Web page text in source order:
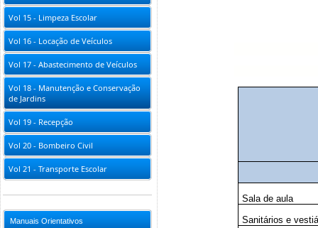
Vol 15 - Limpeza Escolar
Vol 16 - Locação de Veículos
Vol 17 - Abastecimento de Veículos
Vol 18 - Manutenção e Conservação
de Jardins
Vol 19 - Recepção
Vol 20 - Bombeiro Civil
Vol 21 - Transporte Escolar
Manuais Orientativos
Sala de aula
Sanitários e